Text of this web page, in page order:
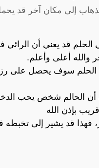
إلى مكان آخر قد
قد يعني أن الرائي
والله أعلى وأعلم.
الحلم سوف يحصل على
أن الحالم شخص يحب
بإذن الله
فهذا قد يشير إلى تخبطه